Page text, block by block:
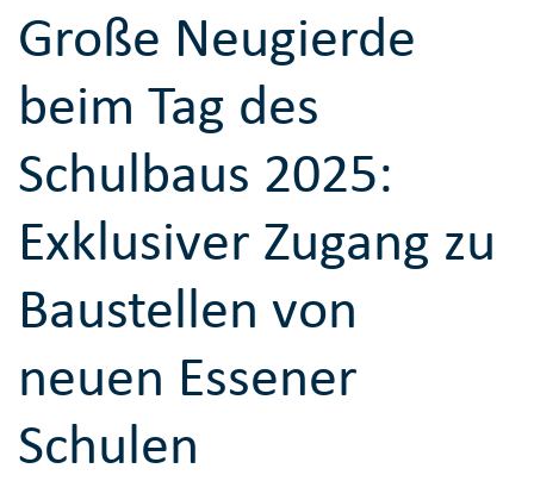
Große Neugierde
beim Tag des
Schulbaus 2025:
Exklusiver Zugang zu
Baustellen von
neuen Essener
Schulen